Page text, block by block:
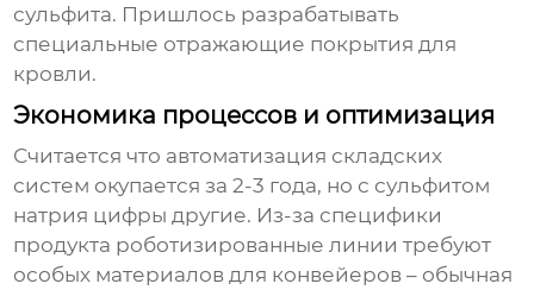
сульфита. Пришлось разрабатывать
специальные отражающие покрытия для
кровли.
Экономика процессов и оптимизация
Считается что автоматизация складских
систем окупается за 2-3 года, но с сульфитом
натрия цифры другие. Из-за специфики
продукта роботизированные линии требуют
особых материалов для конвейеров – обычная